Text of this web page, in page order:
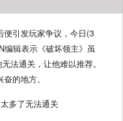
引发玩家争议，今日(3
编辑表示《破坏领主》虽
法通关，让他难以推荐。
的地方。